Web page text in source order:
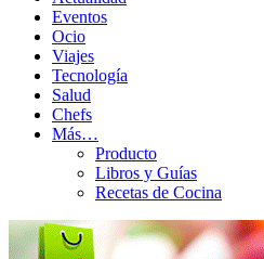
Eventos
Ocio
Viajes
Tecnología
Salud
Chefs
Más…
Producto
Libros y Guías
Recetas de Cocina